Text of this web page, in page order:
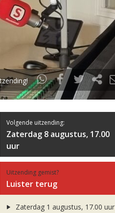
Volgende uitzending:
Zaterdag 8 augustus, 17.00
uur
Uitzending gemist?
Luister terug
Zaterdag 1 augustus, 17.00 uur